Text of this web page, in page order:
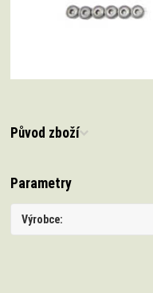
Původ zboží
Parametry
Výrobce